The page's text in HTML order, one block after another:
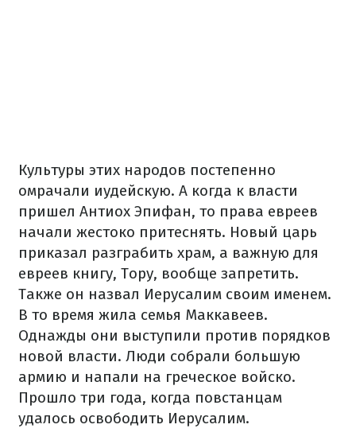
Культуры этих народов постепенно
омрачали иудейскую. А когда к власти
пришел Антиох Эпифан, то права евреев
начали жестоко притеснять. Новый царь
приказал разграбить храм, а важную для
евреев книгу, Тору, вообще запретить.
Также он назвал Иерусалим своим именем.
В то время жила семья Маккавеев.
Однажды они выступили против порядков
новой власти. Люди собрали большую
армию и напали на греческое войско.
Прошло три года, когда повстанцам
удалось освободить Иерусалим.